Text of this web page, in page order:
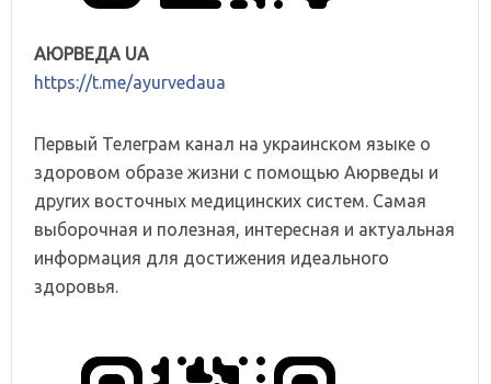
АЮРВЕДА UA
https://t.me/ayurvedaua
Первый Телеграм канал на украинском языке о
здоровом образе жизни с помощью Аюрведы и
других восточных медицинских систем. Самая
выборочная и полезная, интересная и актуальная
информация для достижения идеального
здоровья.